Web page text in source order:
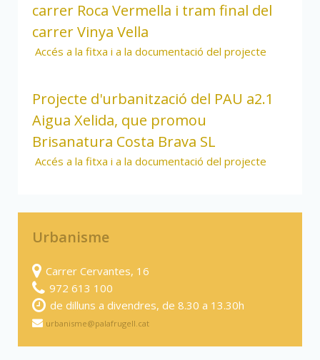
carrer Roca Vermella i tram final del
carrer Vinya Vella
Accés a la fitxa i a la documentació del projecte
Projecte d'urbanització del PAU a2.1
Aigua Xelida, que promou
Brisanatura Costa Brava SL
Accés a la fitxa i a la documentació del projecte
Urbanisme
Carrer Cervantes, 16
972 613 100
de dilluns a divendres, de 8.30 a 13.30h
urbanisme@palafrugell.cat